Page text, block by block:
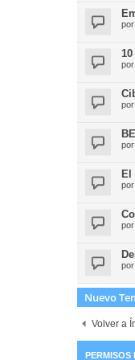
por
por
por
por
El
por
por
por
Nuevo
Volver a
PERMISOS